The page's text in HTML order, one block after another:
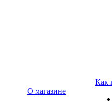
О магазине
Как